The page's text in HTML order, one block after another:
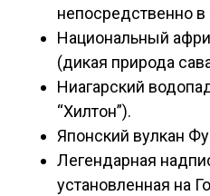
непосредственно в
Национальный
(дикая природа
Ниагарский
“Хилтон”).
Японский вулкан
Легендарная
установленная на